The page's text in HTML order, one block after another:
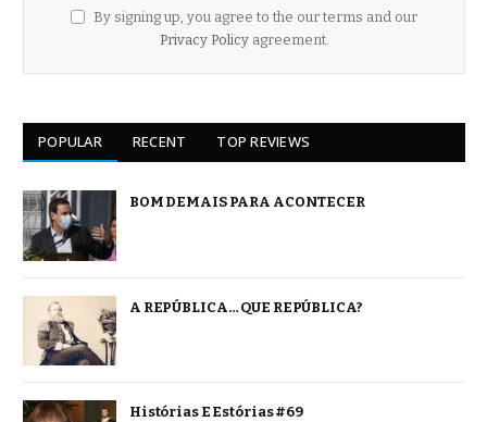
By signing up, you agree to the our terms and our
Privacy Policyagreement.
POPULAR RECENT TOP REVIEWS
BOM DEMAIS PARA ACONTECER
A REPÚBLICA… QUE REPÚBLICA?
Histórias E Estórias #69